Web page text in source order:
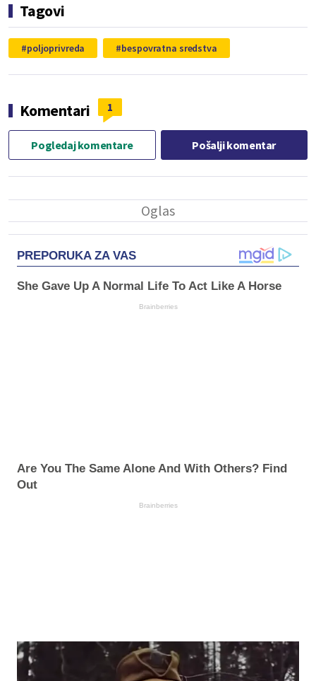
Tagovi
poljoprivreda bespovratna sredstva
Komentari 1
Pogledaj komentare Pošalji komentar
PREPORUKA ZA VAS
She Gave Up A Normal Life To Act Like A Horse
Brainberries
Are You The Same Alone And With Others? Find
Out
Brainberries